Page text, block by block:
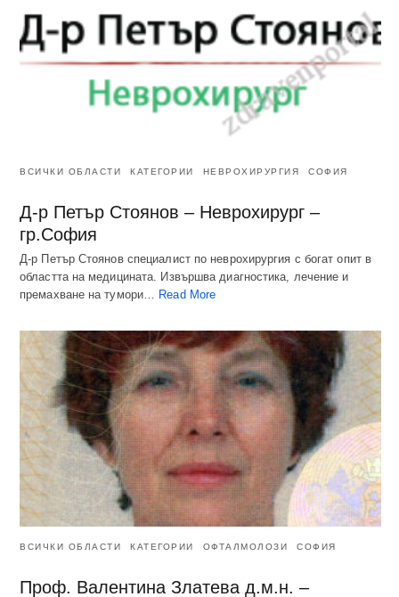
ВСИЧКИ ОБЛАСТИ КАТЕГОРИИ НЕВРОХИРУРГИЯ СОФИЯ
Д-р Петър Стоянов – Неврохирург –
гр.София
Д-р Петър Стоянов специалист по неврохирургия с богат опит в
областта на медицината. Извършва диагностика, лечение и
премахване на тумори…
Read More
ВСИЧКИ ОБЛАСТИ КАТЕГОРИИ ОФТАЛМОЛОЗИ СОФИЯ
Проф. Валентина Златева д.м.н. –